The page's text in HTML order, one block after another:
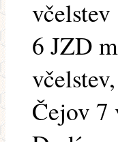
včelstev
6 JZD
včelstev,
Čejov 7